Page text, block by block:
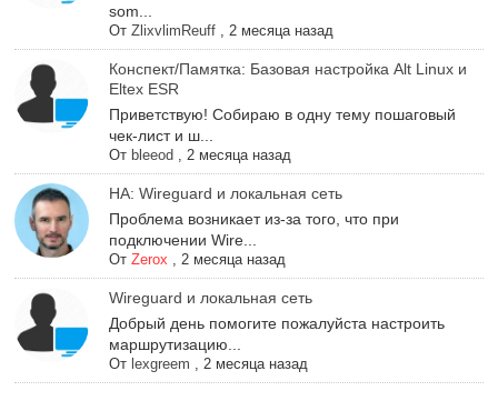
som...
От ZlixvlimReuff 2 месяца назад
Конспект/Памятка: Базовая настройка Alt Linux и
Eltex ESR
Приветствую! Собираю в одну тему пошаговый
чек-лист и ш...
От bleeod 2 месяца назад
НА: Wireguard и локальная сеть
Проблема возникает из-за того, что при
подключении Wire...
От Zerox 2 месяца назад
Wireguard и локальная сеть
Добрый день помогите пожалуйста настроить
маршрутизацию...
От lexgreem 2 месяца назад